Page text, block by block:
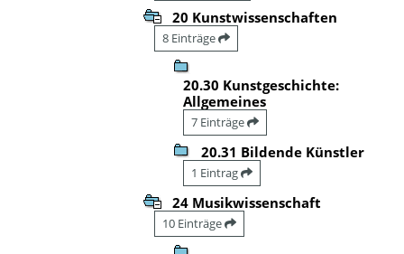
20 Kunstwissenschaften
8 Einträge
20.30 Kunstgeschichte:
Allgemeines
7 Einträge
20.31 Bildende Künstler
1 Eintrag
24 Musikwissenschaft
10 Einträge